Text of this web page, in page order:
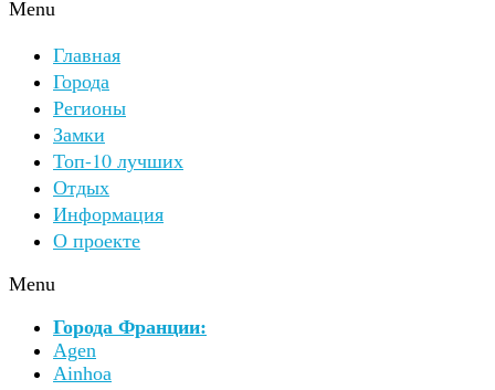
Menu
Главная
Города
Регионы
Замки
Топ-10 лучших
Отдых
Информация
О проекте
Menu
Города Франции:
Agen
Ainhoa